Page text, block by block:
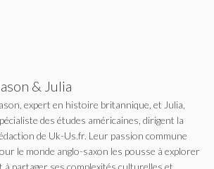
& Julia
expert en histoire britannique, et Julia,
des études américaines, dirigent la
de Uk-Us.fr. Leur passion commune
le monde anglo-saxon les pousse à explorer
à partager ses complexités culturelles et